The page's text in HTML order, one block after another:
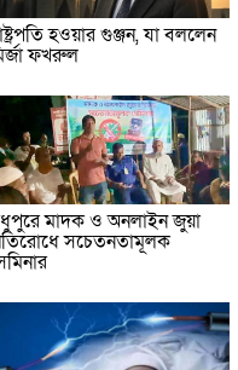
হওয়ার গুঞ্জন, যা বললেন
ফখরুল
মাদক ও অনলাইন জুয়া
সচেতনতামূলক